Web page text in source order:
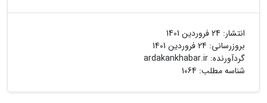
انتشار: 24 فروردین 1401
بروزرسانی: 24 فروردین 1401
گردآورنده: ardakankhabar.ir
شناسه مطلب: 1064